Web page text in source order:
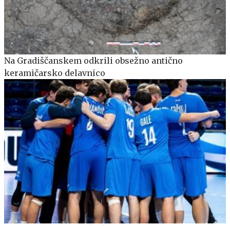
Na Gradiščanskem odkrili obsežno antično
keramičarsko delavnico